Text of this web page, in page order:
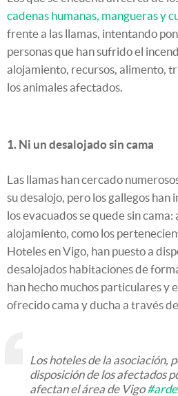
cadenas humanas, mangueras y
frente a las llamas, intentando
personas que han sufrido el
alojamiento, recursos, alimento,
los animales afectados.
1. Ni un desalojado sin cama
Las llamas han cercado
su desalojo, pero los gallegos han
los evacuados se quede sin
alojamiento, como los
Hoteles en Vigo, han puesto a
desalojados habitaciones de
han hecho muchos particulares y
ofrecido cama y ducha a través
Los hoteles de la asociación,
disposición de los afectados
afectan el área de Vigo